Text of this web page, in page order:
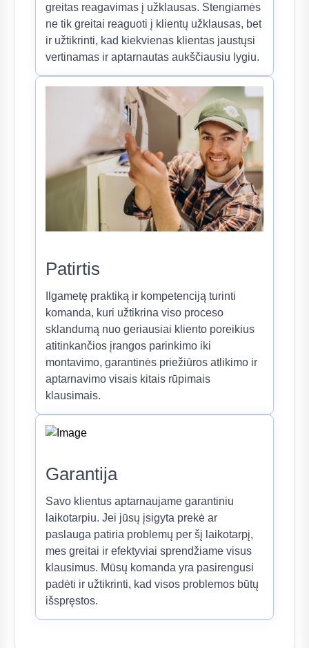
greitas reagavimas į užklausas. Stengiamės
ne tik greitai reaguoti į klientų užklausas, bet
ir užtikrinti, kad kiekvienas klientas jaustųsi
vertinamas ir aptarnautas aukščiausiu lygiu.
Patirtis
Ilgametę praktiką ir kompetenciją turinti
komanda, kuri užtikrina viso proceso
sklandumą nuo geriausiai kliento poreikius
atitinkančios įrangos parinkimo iki
montavimo, garantinės priežiūros atlikimo ir
aptarnavimo visais kitais rūpimais
klausimais.
Garantija
Savo klientus aptarnaujame garantiniu
laikotarpiu. Jei jūsų įsigyta prekė ar
paslauga patiria problemų per šį laikotarpį,
mes greitai ir efektyviai sprendžiame visus
klausimus. Mūsų komanda yra pasirengusi
padėti ir užtikrinti, kad visos problemos būtų
išspręstos.